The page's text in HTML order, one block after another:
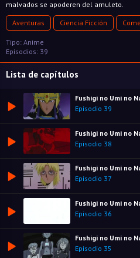
malvados se apoderen del amuleto.
Aventuras Ciencia Ficción
Tipo: Anime
Episodios: 39
Lista de capítulos
Fushigi no Umi no
Episodio 39
Fushigi no Umi no
Episodio 38
Fushigi no Umi no
Episodio 37
Fushigi no Umi no
Episodio 36
Fushigi no Umi no
Episodio 35